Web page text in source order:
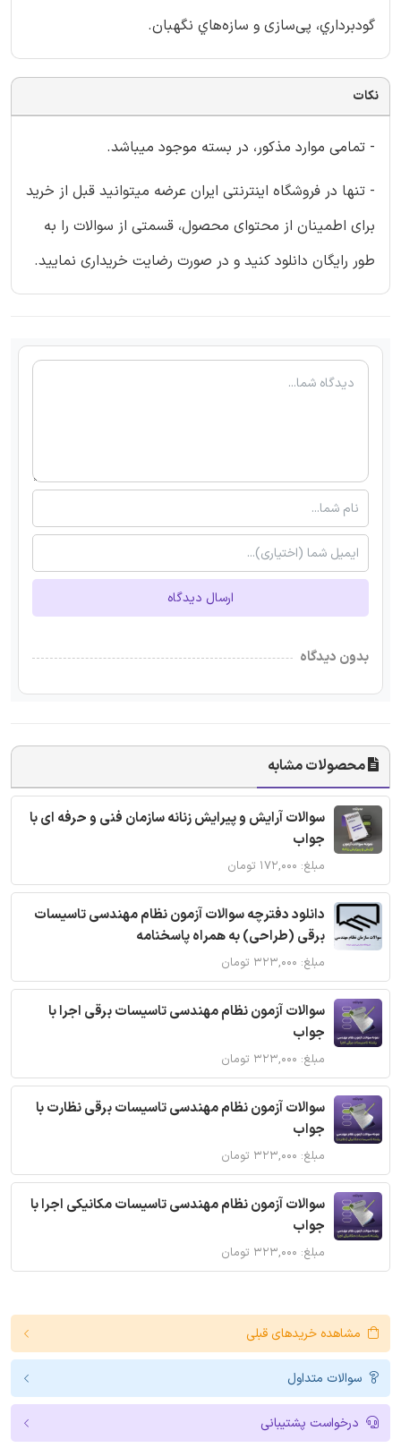
گودبرداري، پی‌سازی و سازه‌هاي نگهبان.
نکات
- تمامی موارد مذکور، در بسته موجود میباشد.
- تنها در فروشگاه اینترنتی ایران عرضه میتوانید قبل از خرید
برای اطمینان از محتوای محصول، قسمتی از سوالات را به
طور رایگان دانلود کنید و در صورت رضایت خریداری نمایید.
ارسال دیدگاه
بدون دیدگاه
محصولات مشابه
سوالات آرایش و پیرایش زنانه سازمان فنی و حرفه ای با
جواب
مبلغ: ۱۷۲,۰۰۰ تومان
دانلود دفترچه سوالات آزمون نظام مهندسی تاسیسات
برقی (طراحی) به همراه پاسخنامه
مبلغ: ۳۲۳,۰۰۰ تومان
سوالات آزمون نظام مهندسی تاسیسات برقی اجرا با
جواب
مبلغ: ۳۲۳,۰۰۰ تومان
سوالات آزمون نظام مهندسی تاسیسات برقی نظارت با
جواب
مبلغ: ۳۲۳,۰۰۰ تومان
سوالات آزمون نظام مهندسی تاسیسات مکانیکی اجرا با
جواب
مبلغ: ۳۲۳,۰۰۰ تومان
مشاهده خریدهای قبلی
سوالات متداول
درخواست پشتیبانی